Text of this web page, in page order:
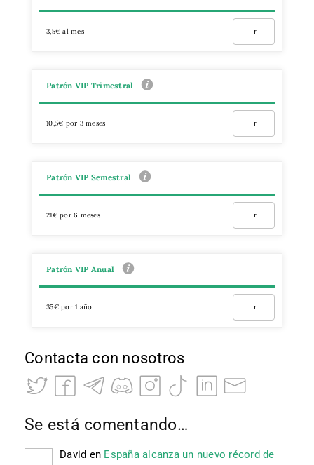
3,5€ al mes Ir
Patrón VIP Trimestral
10,5€ por 3 meses Ir
Patrón VIP Semestral
21€ por 6 meses Ir
Patrón VIP Anual
35€ por 1 año Ir
Contacta con nosotros
Se está comentando…
David en España alcanza un nuevo récord de